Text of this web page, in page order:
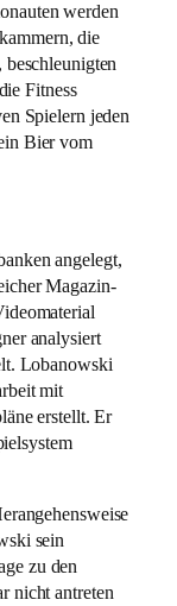
werden
die
Fitness
Spielern jeden
Bier vom
angelegt,
Magazin-
analysiert
Lobanowski
mit
erstellt. Er
sein
zu den
nicht antreten